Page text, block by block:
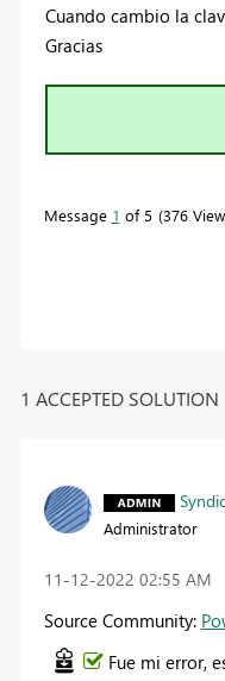
Cuando cambio la
Gracias
Message 1 of 5 376
1 ACCEPTED SOLUTION
Administrator
‎11-12-2022 02:55 AM
Source Community:
Fue mi error,